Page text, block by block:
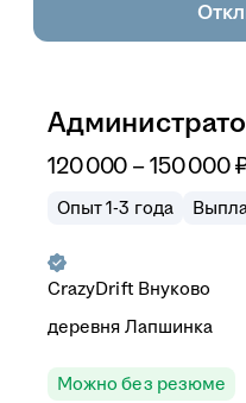
120 000 –150 000
Опыт 1-3 года
CrazyDrift Внуково
деревня Лапшинка
Можно без резюме